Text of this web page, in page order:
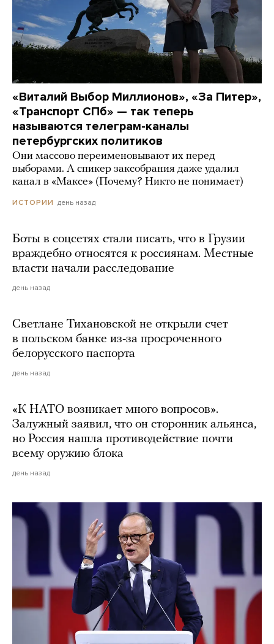
«Виталий Выбор Миллионов», «За Питер»,
«Транспорт СПб» — так теперь
называются телеграм-каналы
петербургских политиков
Они массово переименовывают их перед
выборами. А спикер заксобрания даже удалил
канал в «Максе» (Почему? Никто не понимает)
ИСТОРИИ день назад
Боты в соцсетях стали писать, что в Грузии
враждебно относятся к россиянам. Местные
власти начали расследование
день назад
Светлане Тихановской не открыли счет
в польском банке из-за просроченного
белорусского паспорта
день назад
«К НАТО возникает много вопросов».
Залужный заявил, что он сторонник альянса,
но Россия нашла противодействие почти
всему оружию блока
день назад